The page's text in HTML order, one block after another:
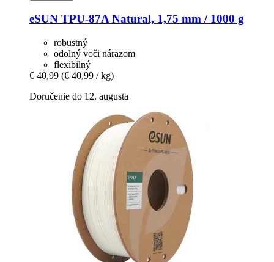
eSUN TPU-​87A Natural, 1,75 mm / 1000 g
robustný
odolný voči nárazom
flexibilný
€ 40,99 (€ 40,99 / kg)
Doručenie do 12. augusta